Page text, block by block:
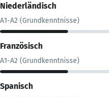
Niederländisch
A1-A2 (Grundkenntnisse)
Französisch
A1-A2 (Grundkenntnisse)
Spanisch